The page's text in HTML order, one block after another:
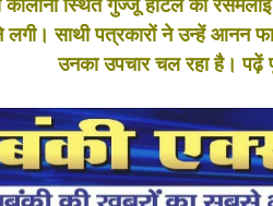
साथी पत्रकारों ने उन्हें आनन
उनका उपचार चल रहा है। पढ़ें